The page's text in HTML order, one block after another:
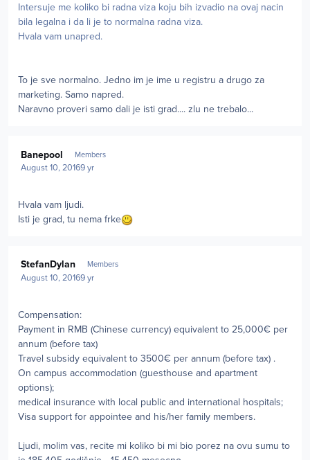
Intersuje me koliko bi radna viza koju bih izvadio na ovaj nacin
bila legalna i da li je to normalna radna viza.
Hvala vam unapred.
To je sve normalno. Jedno im je ime u registru a drugo za
marketing. Samo napred.
Naravno proveri samo dali je isti grad.... zlu ne trebalo...
Banepool Members
August 10, 20169 yr
Hvala vam ljudi.
Isti je grad, tu nema frke
StefanDylan Members
August 10, 20169 yr
Compensation:
Payment in RMB (Chinese currency) equivalent to 25,000€ per
annum (before tax)
Travel subsidy equivalent to 3500€ per annum (before tax) .
On campus accommodation (guesthouse and apartment
options);
medical insurance with local public and international hospitals;
Visa support for appointee and his/her family members.
Ljudi, molim vas, recite mi koliko bi mi bio porez na ovu sumu to